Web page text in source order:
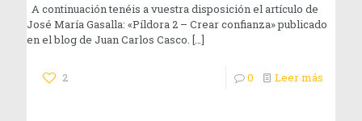
A continuación tenéis a vuestra disposición el artículo de
José María Gasalla: «Píldora 2 – Crear confianza» publicado
en el blog de Juan Carlos Casco. […]
2 0 Leer más